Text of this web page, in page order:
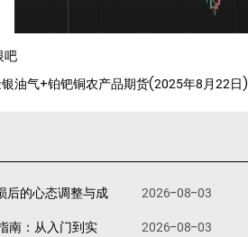
吧
油气+铂钯铜农产品期货(2025年8月22日)
后的心态调整与成 2026-08-03
南：从入门到实
2026-08-03